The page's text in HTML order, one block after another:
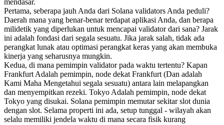
Pertama, seberapa jauh Anda dari Solana validators Anda peduli?
Daerah mana yang benar-benar terdapat aplikasi Anda, dan berapa
milidetik yang diperlukan untuk mencapai validator dari sana? Jarak
ini adalah fondasi dari segala sesuatu. Jika jarak salah, tidak ada
perangkat lunak atau optimasi perangkat keras yang akan membuka
kinerja yang seharusnya mungkin.
Kedua, di mana pemimpin validator pada waktu tertentu? Kapan
Frankfurt Adalah pemimpin, node dekat Frankfurt (Dan adalah
Kami Maha Mengetahui segala sesuatu) antara lain melapangkan
dan menyempitkan rezeki. Tokyo Adalah pemimpin, node dekat
Tokyo yang disukai. Solana pemimpin memutar sekitar slot dunia
dengan slot. Selama properti ini ada, setup tunggal - wilayah akan
selalu memiliki jendela waktu di mana secara fisik kurang